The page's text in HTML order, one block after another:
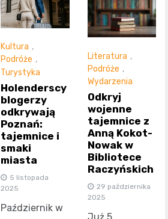
Kultura ,
Podróże ,
Turystyka
Holenderscy
blogerzy
odkrywają
Poznań:
tajemnice i
smaki
miasta
5 listopada
2025
Październik w
Literatura ,
Podróże ,
Wydarzenia
Odkryj
wojenne
tajemnice z
Anną Kokot-
Nowak w
Bibliotece
Raczyńskich
29 października
2025